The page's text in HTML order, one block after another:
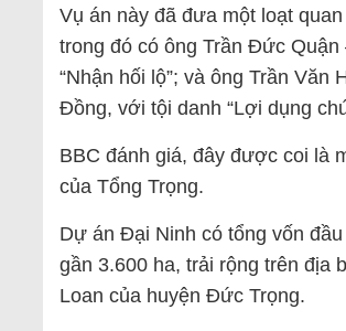
Vụ án này đã đưa một loạt
trong đó có ông Trần Đức
“Nhận hối lộ”; và ông Trần Văn
Đồng, với tội danh “Lợi dụng
BBC đánh giá, đây được coi là
của Tổng Trọng.
Dự án Đại Ninh có tổng vốn
gần 3.600 ha, trải rộng trên địa
Loan của huyện Đức Trọng.